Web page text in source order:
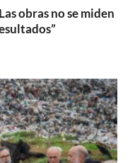
obras no se miden